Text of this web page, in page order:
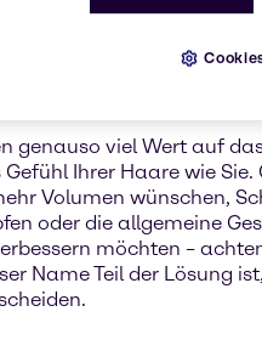
genauso viel Wert auf
Ihrer Haare wie Sie.
Volumen wünschen,
oder die allgemeine
möchten –
Name Teil der Lösung